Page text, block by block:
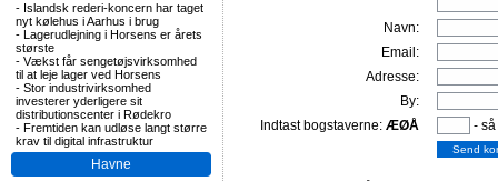
- Islandsk rederi-koncern har taget
nyt kølehus i Aarhus i brug
- Lagerudlejning i Horsens er årets
største
- Vækst får sengetøjsvirksomhed
til at leje lager ved Horsens
- Stor industrivirksomhed
investerer yderligere sit
distributionscenter i Rødekro
- Fremtiden kan udløse langt større
krav til digital infrastruktur
Havne
Navn:
Email:
Adresse:
By:
Indtast bogstaverne: ÆØÅ -